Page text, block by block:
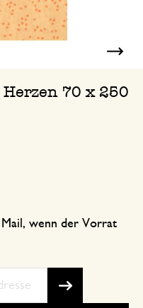
70 x 250
wenn der Vorrat